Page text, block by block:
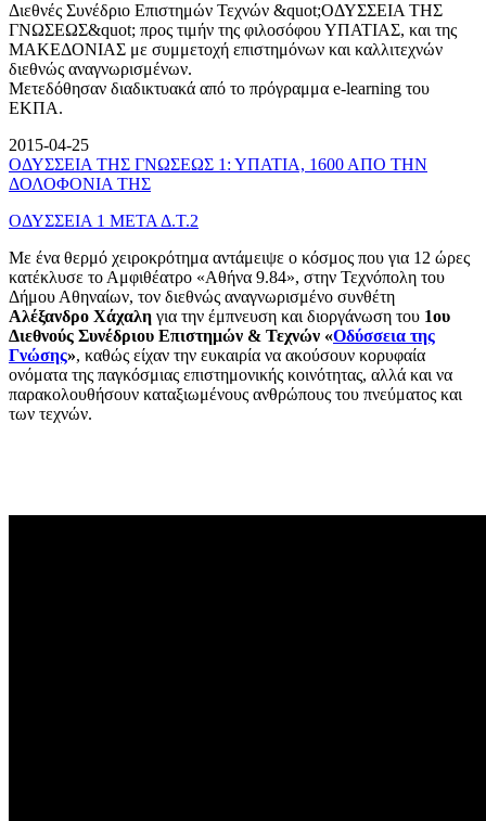
Διεθνές Συνέδριο Επιστημών Τεχνών &quot;ΟΔΥΣΣΕΙΑ ΤΗΣ
ΓΝΩΣΕΩΣ&quot; προς τιμήν της φιλοσόφου ΥΠΑΤΙΑΣ, και της
ΜΑΚΕΔΟΝΙΑΣ με συμμετοχή επιστημόνων και καλλιτεχνών
διεθνώς αναγνωρισμένων.
Μετεδόθησαν διαδικτυακά από το πρόγραμμα e-learning του
ΕΚΠΑ.
2015-04-25
ΟΔΥΣΣΕΙΑ ΤΗΣ ΓΝΩΣΕΩΣ 1: ΥΠΑΤΙΑ, 1600 ΑΠΟ ΤΗΝ
ΔΟΛΟΦΟΝΙΑ ΤΗΣ
ΟΔΥΣΣΕΙΑ 1 ΜΕΤΑ Δ.Τ.2
Με ένα θερμό χειροκρότημα αντάμειψε ο κόσμος που για 12 ώρες
κατέκλυσε το Αμφιθέατρο «Αθήνα 9.84», στην Τεχνόπολη του
Δήμου Αθηναίων, τον διεθνώς αναγνωρισμένο συνθέτη
Αλέξανδρο Χάχαλη για την έμπνευση και διοργάνωση του 1ου
Διεθνούς Συνέδριου Επιστημών & Τεχνών «Οδύσσεια της
Γνώσης», καθώς είχαν την ευκαιρία να ακούσουν κορυφαία
ονόματα της παγκόσμιας επιστημονικής κοινότητας, αλλά και να
παρακολουθήσουν καταξιωμένους ανθρώπους του πνεύματος και
των τεχνών.